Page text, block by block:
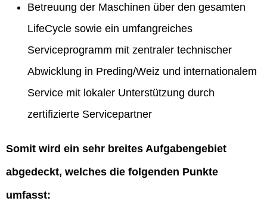
Betreuung der Maschinen über den gesamten
LifeCycle sowie ein umfangreiches
Serviceprogramm mit zentraler technischer
Abwicklung in Preding/Weiz und internationalem
Service mit lokaler Unterstützung durch
zertifizierte Servicepartner
Somit wird ein sehr breites Aufgabengebiet
abgedeckt, welches die folgenden Punkte
umfasst: